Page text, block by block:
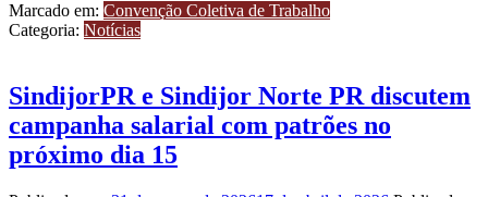
Marcado em: Convenção Coletiva de Trabalho
Categoria: Notícias
SindijorPR e Sindijor Norte PR discutem
campanha salarial com patrões no
próximo dia 15